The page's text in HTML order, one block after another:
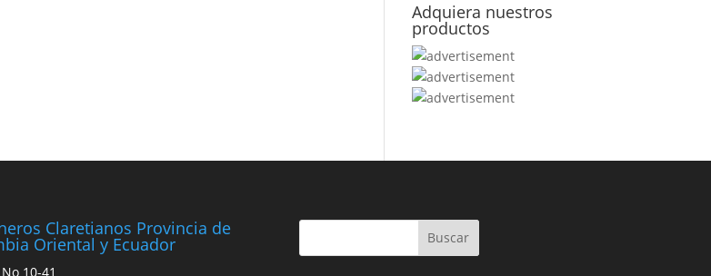
Adquiera nuestros
productos
Claretianos Provincia de
Oriental y Ecuador
10-41